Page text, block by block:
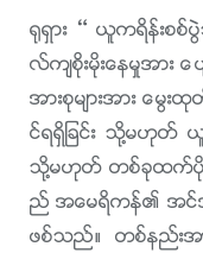
႐ုရွား – ယူကရိန္းစ
လ္က်စိုးမိုးေနမႈအား
အားစုမ်ားအား ေမြ
င္ရရွိျခင္း သို႔မဟု
သို႔မဟုတ္ တစ္ခုထက္ပိုမို
ည္ အေမရိကန္၏ အင္အ
ဖစ္သည္။ တစ္နည္း